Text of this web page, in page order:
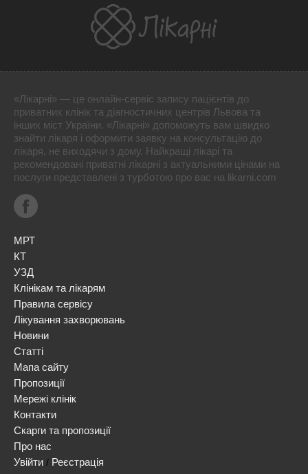
«Лікарні» — це онлайн-сервіс запису пацієнтів до
приватних клінік та діагностичних центрів Львова та
інших міст України. «Лікарні» допоможуть вам швидко
знайти лікаря і оформити заявку на консультацію до
лікаря, не виходячи з дому. Найкращі лікарі та
рекомендовані приватні лікарні з актуальними цінами на
послуги представлені з турботою про вас на likarni.com
МРТ
КТ
УЗД
Клінікам та лікарям
Правила сервісу
Лікування захворювань
Новини
Статті
Мапа сайту
Пропозиції
Мережі клінік
Контакти
Скарги та пропозиції
Про нас
Увійти / Реєстрація